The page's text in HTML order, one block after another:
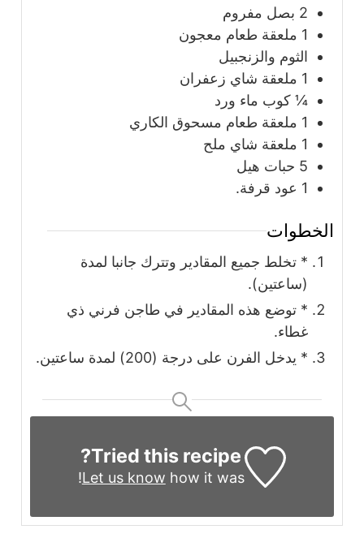
2 بصل مفروم
1 ملعقة طعام معجون
الثوم والزنجبيل
1 ملعقة شاي زعفران
¼ كوب ماء ورد
1 ملعقة طعام مسحوق الكاري
1 ملعقة شاي ملح
5 حبات هيل
1 عود قرفة.
الخطوات
* تخلط جميع المقادير وتترك جانبا لمدة
(ساعتين).
* توضع هذه المقادير في طاجن فرني ذي
غطاء.
* يدخل الفرن على درجة (200) لمدة ساعتين.
Tried this recipe?
Let us know how it was!